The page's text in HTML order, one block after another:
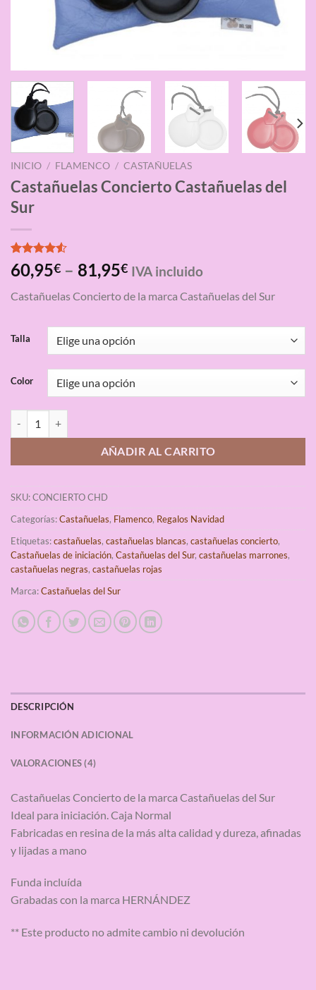
INICIO / FLAMENCO / CASTAÑUELAS
Castañuelas Concierto Castañuelas del
Sur
Valorado
con4.50
base a
4
60,95€ – 81,95€ IVA incluido
Castañuelas Concierto de la marca Castañuelas del Sur
Talla
Color
AÑADIR AL CARRITO
SKU:CONCIERTO CHD
Categorías:Castañuelas, Flamenco, Regalos Navidad
Etiquetas:castañuelas, castañuelas blancas, castañuelas concierto,
Castañuelas de iniciación, Castañuelas del Sur, castañuelas marrones,
castañuelas negras, castañuelas rojas
Marca:Castañuelas del Sur
DESCRIPCIÓN
INFORMACIÓN ADICIONAL
VALORACIONES (4)
Castañuelas Concierto de la marca Castañuelas del Sur
Ideal para iniciación. Caja Normal
Fabricadas en resina de la más alta calidad y dureza, afinadas
y lijadas a mano
Funda incluída
Grabadas con la marca HERNÁNDEZ
** Este producto no admite cambio ni devolución